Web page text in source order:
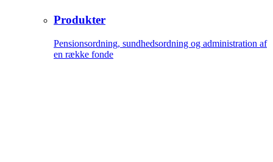
Produkter
Pensionsordning, sundhedsordning og administration af
en række fonde